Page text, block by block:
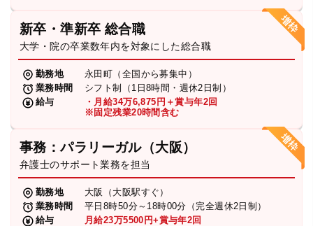
新卒・準新卒 総合職
大学・院の卒業数年内を対象にした総合職
勤務地
永田町（全国から募集中）
業務時間
シフト制（1日8時間・週休2日制）
給与
・月給34万6,875円＋賞与年2回
※固定残業20時間含む
事務：パラリーガル（大阪）
弁護士のサポート業務を担当
勤務地
大阪（大阪駅すぐ）
業務時間
平日8時50分～18時00分（完全週休2日制）
給与
月給23万5500円+賞与年2回
弁護士・税理士
費用
求人採用
お知らせ